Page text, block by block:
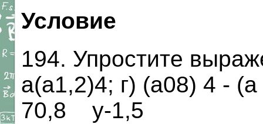
Условие
194. Упростите
а(а1,2)4; г) (а08) 4 -
70,8 у-1,5